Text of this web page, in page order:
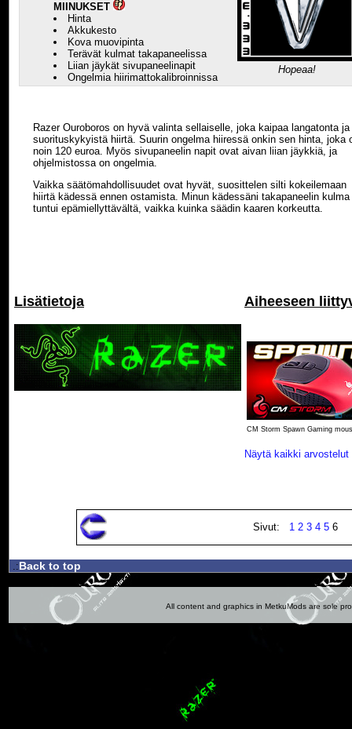
MIINUKSET
Hinta
Akkukesto
Kova muovipinta
Terävät kulmat takapaneelissa
Liian jäykät sivupaneelinapit
Ongelmia hiirimattokalibroinnissa
Hopeaa!
Razer Ouroboros on hyvä valinta sellaiselle, joka kaipaa langatonta ja
suorituskykyistä hiirtä. Suurin ongelma hiiressä onkin sen hinta, joka
noin 120 euroa. Myös sivupaneelin napit ovat aivan liian jäykkiä, ja
ohjelmistossa on ongelmia.
Vaikka säätömahdollisuudet ovat hyvät, suosittelen silti kokeilemaan
hiirtä kädessä ennen ostamista. Minun kädessäni takapaneelin kulma
tuntui epämiellyttävältä, vaikka kuinka säädin kaaren korkeutta.
Lisätietoja Aiheeseen
CM Storm Spawn Gaming
Näytä kaikki
Sivut: 1 2 3 4 56
.:Back to top
All content and graphics in MetkuMods are sole